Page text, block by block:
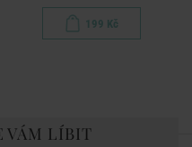
199 Kč
VÁM LÍBIT